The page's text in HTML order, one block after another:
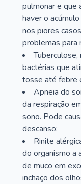
pulmonar e que
haver o
nos piores
problemas para
Tuberculose,
bactérias que
tosse até febre
Apneia do
da respiração
sono. Pode
descanso;
Rinite
do organismo a
de muco em
inchaço dos